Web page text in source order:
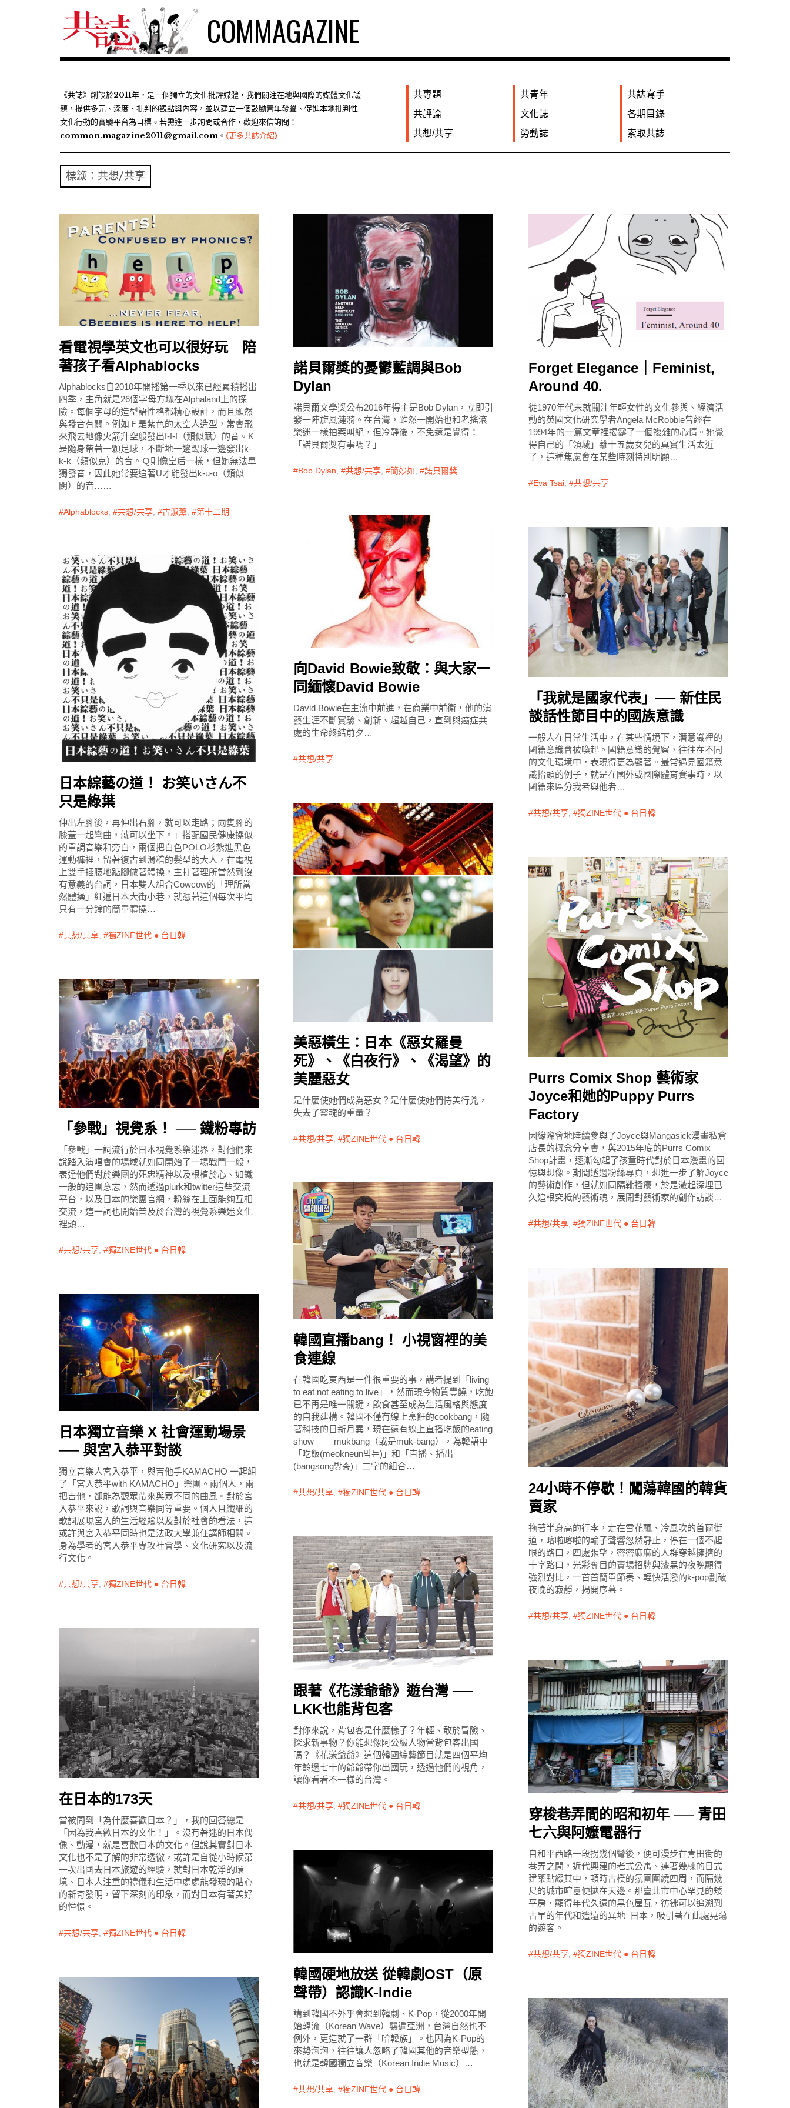
COMMAGAZINE
《共誌》創設於2011年，是一個獨立的文化批評媒體，我們關注在地與國際的媒體文化議
題，提供多元、深度、批判的觀點與內容，並以建立一個鼓勵青年發聲、促進本地批判性
文化行動的實驗平台為目標。若需進一步詢問或合作，歡迎來信詢問：
common.magazine2011@gmail.com。 (更多共誌介紹)
共專題
共評論
共想/共享
共青年
文化誌
勞動誌
共誌寫手
各期目錄
索取共誌
標籤：共想/共享
看電視學英文也可以很好玩 陪
著孩子看Alphablocks
Alphablocks自2010年開播第一季以來已經累積播出
四季，主角就是26個字母方塊在Alphaland上的探
險。每個字母的造型語性格都精心設計，而且顯然
與發音有關。例如Ｆ是紫色的太空人造型，常會飛
來飛去地像火箭升空般發出f-f-f（類似賦）的音。K
是隨身帶著一顆足球，不斷地一邊踢球一邊發出k-
k-k（類似克）的音。Ｑ則像皇后一樣，但她無法單
獨發音，因此她常要追著U才能發出k-u-o（類似
闊）的音……
Alphablocks 共想/共享 古淑薰 第十二期
諾貝爾獎的憂鬱藍調與Bob
Dylan
諾貝爾文學獎公布2016年得主是Bob Dylan，立即引
發一陣旋風漣漪。在台灣，雖然一開始也和老搖滾
樂迷一樣拍案叫絕，但冷靜後，不免還是覺得：
「諾貝爾獎有事嗎？」
Bob Dylan, 共想/共享, 簡妙如, 諾貝爾獎
Forget Elegance｜Feminist,
Around 40.
從1970年代末就關注年輕女性的文化參與、經濟活
動的英國文化研究學者Angela McRobbie曾經在
1994年的一篇文章裡揭露了一個複雜的心情。她覺
得自己的「領域」離十五歲女兒的真實生活太近
了，這種焦慮會在某些時刻特別明顯…
Eva Tsai, 共想/共享
向David Bowie致敬：與大家一
同緬懷David Bowie
David Bowie在主流中前進，在商業中前衛，他的演
藝生涯不斷實驗、創新、超越自己，直到與癌症共
處的生命終結前夕…
共想/共享
「我就是國家代表」── 新住民
談話性節目中的國族意識
一般人在日常生活中，在某些情境下，潛意識裡的
國籍意識會被喚起。國籍意識的覺察，往往在不同
的文化環境中，表現得更為顯著。最常遇見國籍意
識抬頭的例子，就是在國外或國際體育賽事時，以
國籍來區分我者與他者…
共想/共享 獨ZINE世代 ● 台日韓
日本綜藝の道！ お笑いさん不
只是綠葉
伸出左腳後，再伸出右腳，就可以走路；兩隻腳的
膝蓋一起彎曲，就可以坐下。」搭配國民健康操似
的單調音樂和旁白，兩個把白色POLO衫紮進黑色
運動褲裡，留著復古到滑稽的髮型的大人，在電視
上雙手插腰地踮腳做著體操，主打著理所當然到沒
有意義的台詞，日本雙人組合Cowcow的「理所當
然體操」紅遍日本大街小巷，就憑著這個每次平均
只有一分鐘的簡單體操…
共想/共享 獨ZINE世代 ● 台日韓
美惡橫生：日本《惡女羅曼
死》、《白夜行》、《渴望》的
美麗惡女
是什麼使她們成為惡女？是什麼使她們恃美行兇，
失去了靈魂的重量？
共想/共享 獨ZINE世代 ● 台日韓
Purrs Comix Shop 藝術家
Joyce和她的Puppy Purrs
Factory
因緣際會地陸續參與了Joyce與Mangasick漫畫私倉
店長的概念分享會，與2015年底的Purrs Comix
Shop計畫，逐漸勾起了孩童時代對於日本漫畫的回
憶與想像。期間透過粉絲專頁，想進一步了解Joyce
的藝術創作，但就如同隔靴搔癢，於是激起深埋已
久追根究柢的藝術魂，展開對藝術家的創作訪談…
共想/共享 獨ZINE世代 ● 台日韓
「參戰」視覺系！ ── 鐵粉專訪
「參戰」一詞流行於日本視覺系樂迷界，對他們來
說踏入演唱會的場域就如同開始了一場戰鬥一般，
表達他們對於樂團的死忠精神以及根植於心、如鐵
一般的追團意志，然而透過plurk和twitter這些交流
平台，以及日本的樂團官網，粉絲在上面能夠互相
交流，這一詞也開始普及於台灣的視覺系樂迷文化
裡頭…
共想/共享 獨ZINE世代 ● 台日韓
韓國直播bang！ 小視窗裡的美
食連線
在韓國吃東西是一件很重要的事，講者提到「living
to eat not eating to live」，然而現今物質豐饒，吃飽
已不再是唯一關鍵，飲食甚至成為生活風格與態度
的自我建構。韓國不僅有線上烹飪的cookbang，隨
著科技的日新月異，現在還有線上直播吃飯的eating
show ——mukbang（或是muk-bang），為韓語中
「吃飯(meokneun먹는)」和「直播、播出
(bangsong방송)」二字的組合…
共想/共享 獨ZINE世代 ● 台日韓
24小時不停歇！闖蕩韓國的韓貨
賣家
拖著半身高的行李，走在雪花飄、冷風吹的首爾街
道，喀啦喀啦的輪子聲響忽然靜止，停在一個不起
眼的路口，四處張望，密密麻麻的人群穿越擁擠的
十字路口，光彩奪目的賣場招牌與漆黑的夜晚顯得
強烈對比，一首首簡單節奏、輕快活潑的k-pop劃破
夜晚的寂靜，揭開序幕。
共想/共享 獨ZINE世代 ● 台日韓
日本獨立音樂 X 社會運動場景
── 與宮入恭平對談
獨立音樂人宮入恭平，與吉他手KAMACHO 一起組
了「宮入恭平with KAMACHO」樂團。兩個人，兩
把吉他，卻能為觀眾帶來與眾不同的曲風。對於宮
入恭平來說，歌詞與音樂同等重要。個人且纖細的
歌詞展現宮入的生活經驗以及對於社會的看法，這
或許與宮入恭平同時也是法政大學兼任講師相關。
身為學者的宮入恭平專攻社會學、文化研究以及流
行文化。
共想/共享 獨ZINE世代 ● 台日韓
跟著《花漾爺爺》遊台灣 ──
LKK也能背包客
對你來說，背包客是什麼樣子？年輕、敢於冒險、
探求新事物？你能想像阿公級人物當背包客出國
嗎？《花漾爺爺》這個韓國綜藝節目就是四個平均
年齡過七十的爺爺帶你出國玩，透過他們的視角，
讓你看看不一樣的台灣。
共想/共享 獨ZINE世代 ● 台日韓
在日本的173天
當被問到「為什麼喜歡日本？」，我的回答總是
「因為我喜歡日本的文化！」。沒有著迷的日本偶
像、動漫，就是喜歡日本的文化。但說其實對日本
文化也不是了解的非常透徹，或許是自從小時候第
一次出國去日本旅遊的經驗，就對日本乾淨的環
境、日本人注重的禮儀和生活中處處能發現的貼心
的新奇發明，留下深刻的印象，而對日本有著美好
的憧憬。
共想/共享 獨ZINE世代 ● 台日韓
穿梭巷弄間的昭和初年 ── 青田
七六與阿嬤電器行
自和平西路一段拐幾個彎後，便可漫步在青田街的
巷弄之間，近代興建的老式公寓、連著幾棟的日式
建築點綴其中，頓時古樸的氛圍圍繞四周，而隔幾
尺的城市喧囂便拋在天邊。那臺北市中心罕見的矮
平房，顯得年代久遠的黑色屋瓦，彷彿可以追溯到
古早的年代和遙遠的異地–日本，吸引著在此處晃蕩
的遊客。
共想/共享 獨ZINE世代 ● 台日韓
韓國硬地放送 從韓劇OST（原
聲帶）認識K-Indie
講到韓國不外乎會想到韓劇、K-Pop，從2000年開
始韓流（Korean Wave）襲遍亞洲，台灣自然也不
例外，更造就了一群「哈韓族」。也因為K-Pop的
來勢洶洶，往往讓人忽略了韓國其他的音樂型態，
也就是韓國獨立音樂（Korean Indie Music）…
共想/共享 獨ZINE世代 ● 台日韓